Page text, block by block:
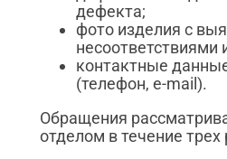
дефекта;
фото изделия с
несоответствиями
контактные
(телефон, e-mail).
Обращения
отделом в течение трех